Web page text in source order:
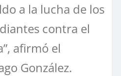
a la lucha de los
contra el
afirmó el
González.